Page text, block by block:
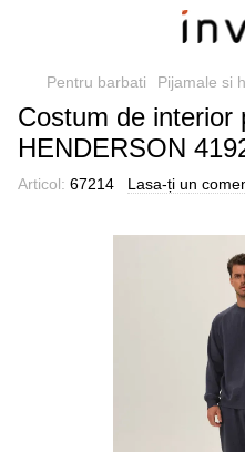
Pentru barbati Pijamale si
Costum de interior
HENDERSON
Articol: 67214 Lasa-ți un